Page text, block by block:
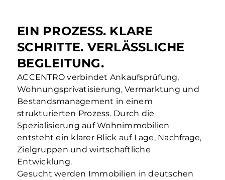
EIN PROZESS. KLARE
SCHRITTE. VERLÄSSLICHE
BEGLEITUNG.
ACCENTRO verbindet Ankaufsprüfung,
Wohnungsprivatisierung, Vermarktung und
Bestandsmanagement in einem
strukturierten Prozess. Durch die
Spezialisierung auf Wohnimmobilien
entsteht ein klarer Blick auf Lage, Nachfrage,
Zielgruppen und wirtschaftliche
Entwicklung.
Gesucht werden Immobilien in deutschen